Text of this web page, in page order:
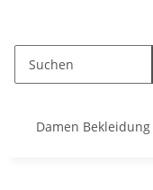
Damen Bekleidung